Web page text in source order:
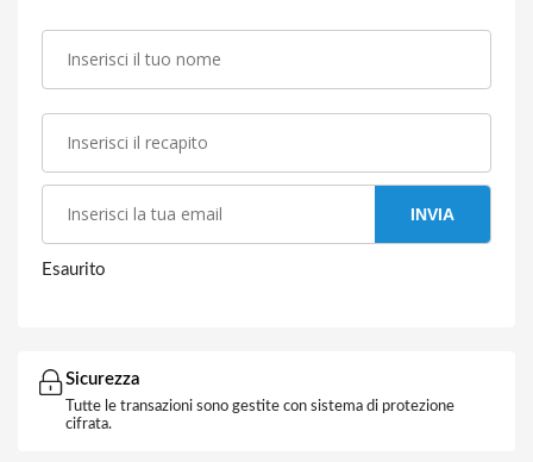
INVIA
Esaurito
Sicurezza
Tutte le transazioni sono gestite con sistema di protezione
cifrata.